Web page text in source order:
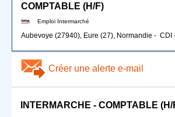
COMPTABLE (H/F)
Emploi Intermarché
Aubevoye (27940), Eure (27), Normandie - CDI
Créer une alerte e-mail
INTERMARCHE - COMPTABLE (H/